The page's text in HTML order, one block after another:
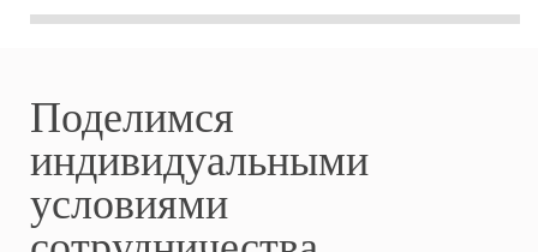
Поделимся
индивидуальными
условиями